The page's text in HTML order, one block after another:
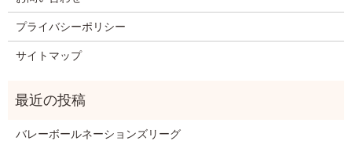
プライバシーポリシー
サイトマップ
バレーボールネーションズリーグ